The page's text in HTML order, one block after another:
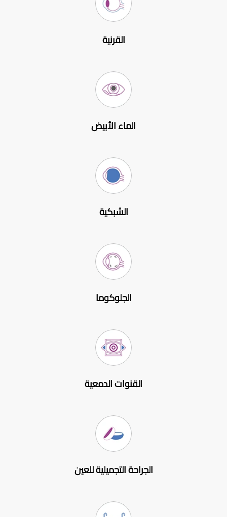
القرنية
الماء الأبيض
الشبكية
الجلوكوما
القنوات الدمعية
الجراحة التجميلية للعين